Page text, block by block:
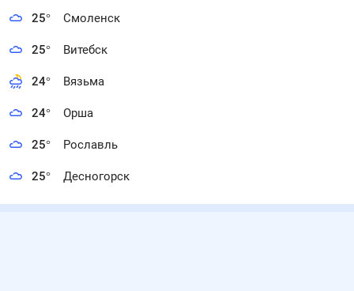
25° Смоленск
25° Витебск
24° Вязьма
24° Орша
25° Рославль
25° Десногорск